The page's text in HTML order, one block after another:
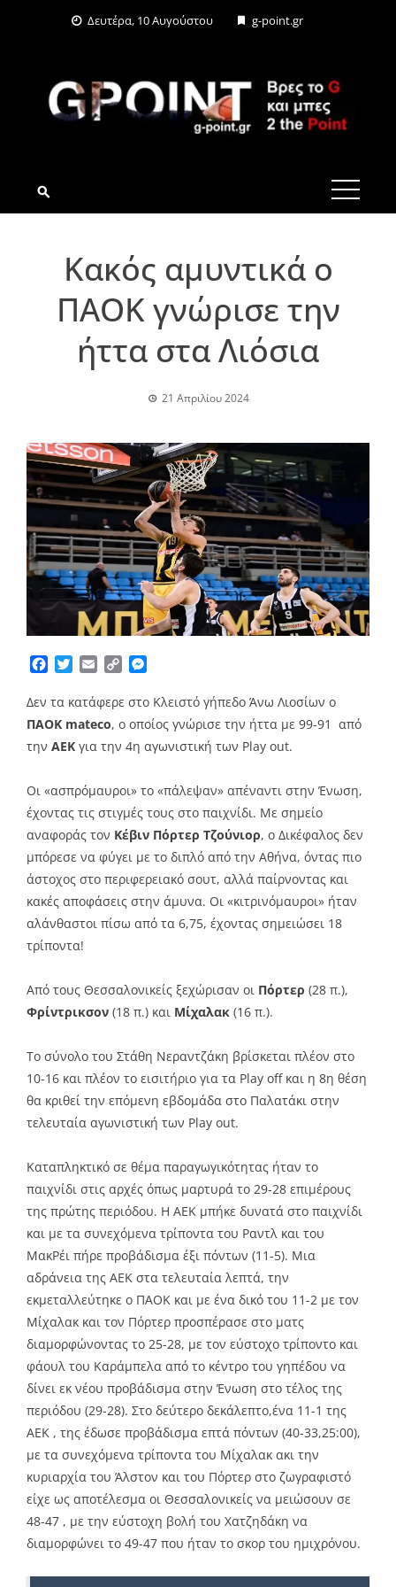
Δευτέρα, 10 Αυγούστου g-point.gr
G-POINT.GR
Κακός αμυντικά ο
ΠΑΟΚ γνώρισε την
ήττα στα Λιόσια
21 Απριλίου 2024
Facebook
TwitterEmailCopy
Δεν τα κατάφερε στο Κλειστό γήπεδο Άνω Λιοσίων ο
ΠΑΟΚ mateco, ο οποίος γνώρισε την ήττα με 99-91 από
την ΑΕΚ για την 4η αγωνιστική των Play out.
Οι «ασπρόμαυροι» το «πάλεψαν» απέναντι στην Ένωση,
έχοντας τις στιγμές τους στο παιχνίδι. Με σημείο
αναφοράς τον Κέβιν Πόρτερ Τζούνιορ, ο Δικέφαλος δεν
μπόρεσε να φύγει με το διπλό από την Αθήνα, όντας πιο
άστοχος στο περιφερειακό σουτ, αλλά παίρνοντας και
κακές αποφάσεις στην άμυνα. Οι «κιτρινόμαυροι» ήταν
αλάνθαστοι πίσω από τα 6,75, έχοντας σημειώσει 18
τρίποντα!
Από τους Θεσσαλονικείς ξεχώρισαν οι Πόρτερ (28 π.),
Φρίντρικσον (18 π.) και Μίχαλακ (16 π.).
Το σύνολο του Στάθη Νεραντζάκη βρίσκεται πλέον στο
10-16 και πλέον το εισιτήριο για τα Play off και η 8η θέση
θα κριθεί την επόμενη εβδομάδα στο Παλατάκι στην
τελευταία αγωνιστική των Play out.
Kαταπληκτικό σε θέμα παραγωγικότητας ήταν το
παιχνίδι στις αρχές όπως μαρτυρά το 29-28 επιμέρους
της πρώτης περιόδου. Η ΑΕΚ μπήκε δυνατά στο παιχνίδι
και με τα συνεχόμενα τρίποντα του Ραντλ και του
ΜακΡέι πήρε προβάδισμα έξι πόντων (11-5). Μια
αδράνεια της ΑΕΚ στα τελευταία λεπτά, την
εκμεταλλεύτηκε ο ΠΑΟΚ και με ένα δικό του 11-2 με τον
Μίχαλακ και τον Πόρτερ προσπέρασε στο ματς
διαμορφώνοντας το 25-28, με τον εύστοχο τρίποντο και
φάουλ του Καράμπελα από το κέντρο του γηπέδου να
δίνει εκ νέου προβάδισμα στην Ένωση στο τέλος της
περιόδου (29-28). Στο δεύτερο δεκάλεπτο,ένα 11-1 της
ΑΕΚ , της έδωσε προβάδισμα επτά πόντων (40-33,25:00),
με τα συνεχόμενα τρίποντα του Μίχαλακ ακι την
κυριαρχία του Άλστον και του Πόρτερ στο ζωγραφιστό
είχε ως αποτέλεσμα οι Θεσσαλονικείς να μειώσουν σε
48-47 , με την εύστοχη βολή του Χατζηδάκη να
διαμορφώνει το 49-47 που ήταν το σκορ του ημιχρόνου.